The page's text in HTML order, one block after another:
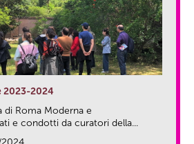
2023-2024
di Roma Moderna e
e condotti da curatori della...